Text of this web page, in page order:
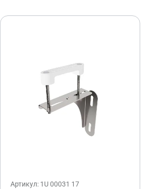
Артикул: 1U 00031 17